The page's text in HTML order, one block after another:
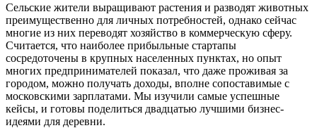
Сельские жители выращивают растения и разводят животных
преимущественно для личных потребностей, однако сейчас
многие из них переводят хозяйство в коммерческую сферу.
Считается, что наиболее прибыльные стартапы
сосредоточены в крупных населенных пунктах, но опыт
многих предпринимателей показал, что даже проживая за
городом, можно получать доходы, вполне сопоставимые с
московскими зарплатами. Мы изучили самые успешные
кейсы, и готовы поделиться двадцатью лучшими бизнес-
идеями для деревни.